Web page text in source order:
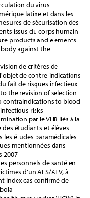
du virus
latine et dans les
de sécurisation des
issus du corps humain
products and elements
against the
de critères de
de contre-indications
fait de risques infectieux
the revision of selection
contraindications to blood
risks
par le VHB liés à la
étudiants et élèves
les études paramédicales
mentionnées dans
2007
personnels de santé en
d’un AES/AEV, à
index cas confirmé de